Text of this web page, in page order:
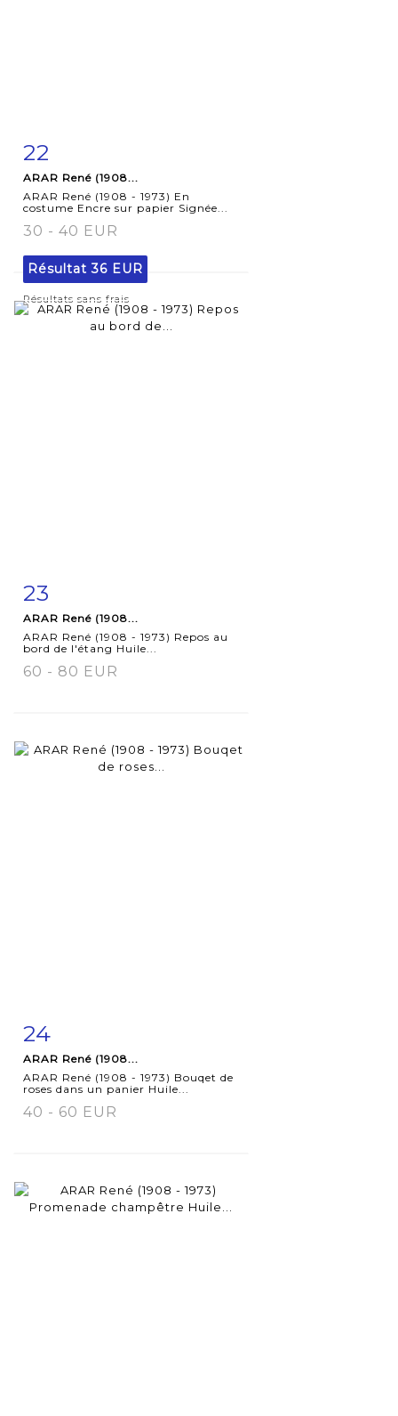
détaillée
22
ARAR René (1908...
ARAR René (1908 - 1973) En
costume Encre sur papier Signée...
30 - 40 EUR
Résultat36 EUR
Résultats sans frais
détaillée
23
ARAR René (1908...
ARAR René (1908 - 1973) Repos au
bord de l'étang Huile...
60 - 80 EUR
détaillée
24
ARAR René (1908...
ARAR René (1908 - 1973) Bouqet de
roses dans un panier Huile...
40 - 60 EUR